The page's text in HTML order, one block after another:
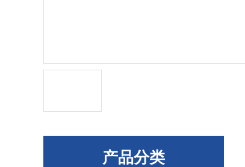
产品分类